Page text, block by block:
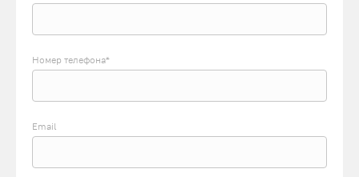
Номер телефона*
Email